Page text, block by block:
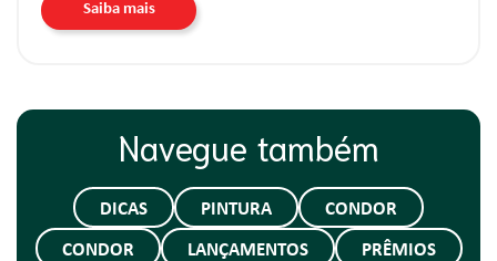
Saiba mais
Navegue também
DICAS PINTURA CONDOR
CONDOR LANÇAMENTOS PRÊMIOS